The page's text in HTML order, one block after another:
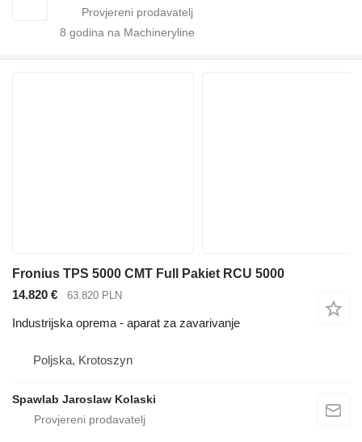
8 godina na Machineryline
Fronius TPS 5000 CMT Full Pakiet RCU 5000
14.820 €
63.820 PLN
Industrijska oprema - aparat za zavarivanje
Poljska, Krotoszyn
Spawlab Jaroslaw Kolaski